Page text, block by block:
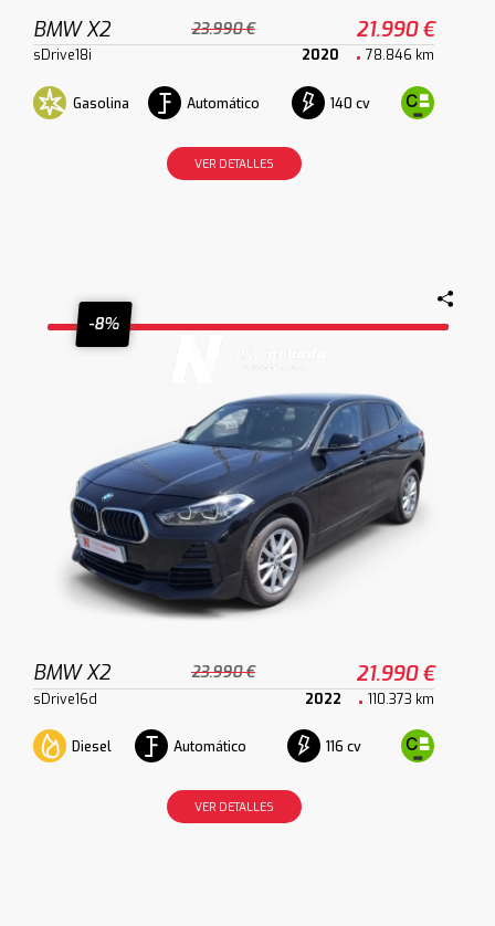
BMW X2 23.990 € 21.990 €
sDrive18i 2020 78.846 km
Gasolina Automático 140 cv
VER DETALLES
-8%
BMW X2 23.990 € 21.990 €
sDrive16d 2022 110.373 km
Diesel Automático 116 cv
VER DETALLES